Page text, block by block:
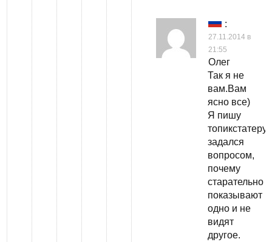
:
27.11.2014 в
21:55
Олег
Так я не
вам.Вам
ясно все)
Я пишу
задался
вопросом,
почему
старательно
показывают
одно и не
видят
другое.